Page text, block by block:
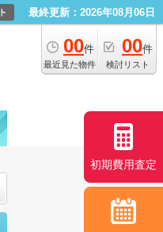
最終更新：2026年08月06日
00件
最近見た物件
00件
検討リスト
初期費用査定